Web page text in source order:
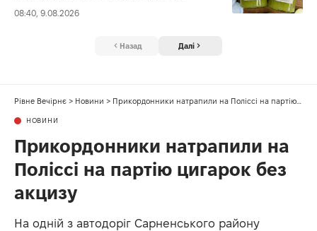
08:40, 9.08.2026
Назад Далі
Рівне Вечірнє > Новини > Прикордонники натрапили на Поліссі на партію цигарок без акцизу
НОВИНИ
Прикордонники натрапили на
Поліссі на партію цигарок без
акцизу
На одній з автодоріг Сарненського району